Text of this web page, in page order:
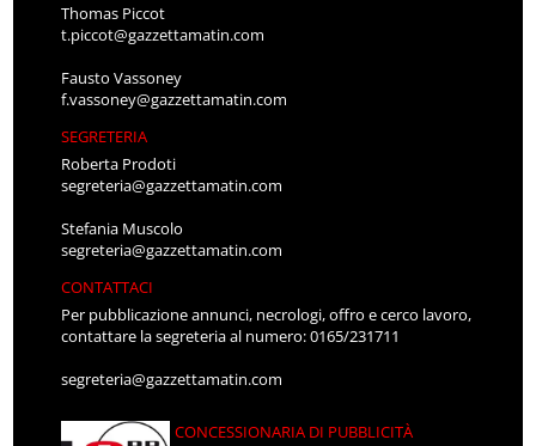
Thomas Piccot
t.piccot@gazzettamatin.com
Fausto Vassoney
f.vassoney@gazzettamatin.com
SEGRETERIA
Roberta Prodoti
segreteria@gazzettamatin.com
Stefania Muscolo
segreteria@gazzettamatin.com
CONTATTACI
Per pubblicazione annunci, necrologi, offro e cerco lavoro,
contattare la segreteria al numero: 0165/231711
segreteria@gazzettamatin.com
CONCESSIONARIA DI PUBBLICITÀ